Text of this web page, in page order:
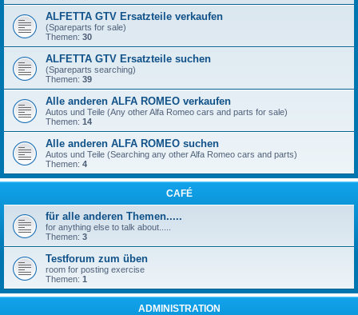
ALFETTA GTV Ersatzteile verkaufen
(Spareparts for sale)
Themen: 30
ALFETTA GTV Ersatzteile suchen
(Spareparts searching)
Themen: 39
Alle anderen ALFA ROMEO verkaufen
Autos und Teile (Any other Alfa Romeo cars and parts for sale)
Themen: 14
Alle anderen ALFA ROMEO suchen
Autos und Teile (Searching any other Alfa Romeo cars and parts)
Themen: 4
CAFÉ
für alle anderen Themen.....
for anything else to talk about.....
Themen: 3
Testforum zum üben
room for posting exercise
Themen: 1
ADMINISTRATION